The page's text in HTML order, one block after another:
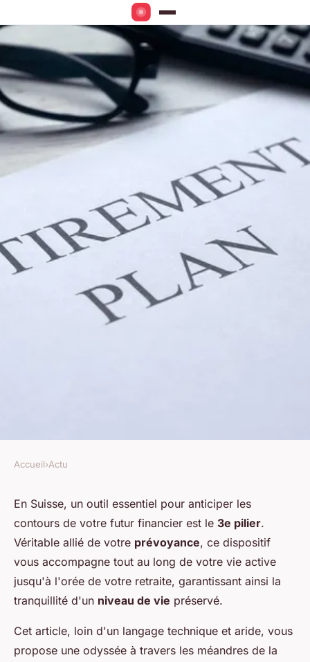
Choisissez le bon 3e pilier
pour acquérir sa prévoyance
en Suisse.
Pauline• 21 décembre 2023•2 min de lecture
Accueil›Actu
En Suisse, un outil essentiel pour anticiper les
contours de votre futur financier est le 3e pilier.
Véritable allié de votre prévoyance, ce dispositif
vous accompagne tout au long de votre vie active
jusqu'à l'orée de votre retraite, garantissant ainsi la
tranquillité d'un niveau de vie préservé.
Cet article, loin d'un langage technique et aride, vous
propose une odyssée à travers les méandres de la